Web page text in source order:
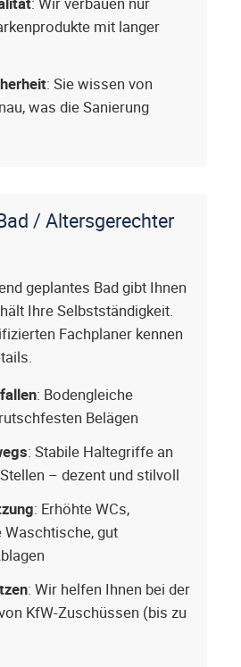
mit langer
: Sie wissen von
was die Sanierung
/ Altersgerechter
geplantes Bad gibt Ihnen
Ihre Selbstständigkeit.
Fachplaner kennen
: Bodengleiche
Belägen
: Stabile Haltegriffe an
– dezent und stilvoll
: Erhöhte WCs,
gut
: Wir helfen Ihnen bei der
KfW-Zuschüssen (bis zu